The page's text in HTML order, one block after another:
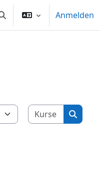
umschalten
Anmelden
Kurse
Kurse